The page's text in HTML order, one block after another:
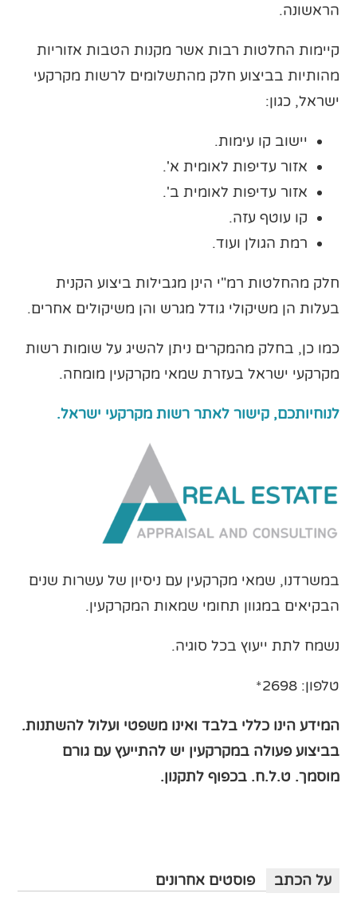
הראשונה.
קיימות החלטות רבות אשר מקנות הטבות אזוריות
מהותיות בביצוע חלק מהתשלומים לרשות מקרקעי
ישראל, כגון:
יישוב קו עימות.
אזור עדיפות לאומית א'.
אזור עדיפות לאומית ב'.
קו עוטף עזה.
רמת הגולן ועוד.
חלק מהחלטות רמ"י הינן מגבילות ביצוע הקנית
בעלות הן משיקולי גודל מגרש והן משיקולים אחרים.
כמו כן, בחלק מהמקרים ניתן להשיג על שומות רשות
מקרקעי ישראל בעזרת שמאי מקרקעין מומחה.
לנוחיותכם, קישור לאתר רשות מקרקעי ישראל.
במשרדנו, שמאי מקרקעין עם ניסיון של עשרות שנים
הבקיאים במגוון תחומי שמאות המקרקעין.
נשמח לתת ייעוץ בכל סוגיה.
טלפון: 2698*
המידע הינו כללי בלבד ואינו משפטי ועלול להשתנות.
בביצוע פעולה במקרקעין יש להתייעץ עם גורם
מוסמך. ט.ל.ח. בכפוף לתקנון.
על הכתב פוסטים אחרונים